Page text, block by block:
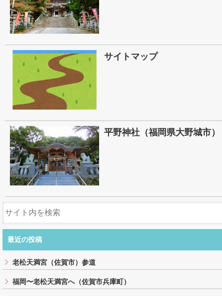
サイトマップ
平野神社（福岡県大野城市）
最近の投稿
老松天満宮（佐賀市）参道
福岡〜老松天満宮へ（佐賀市兵庫町）